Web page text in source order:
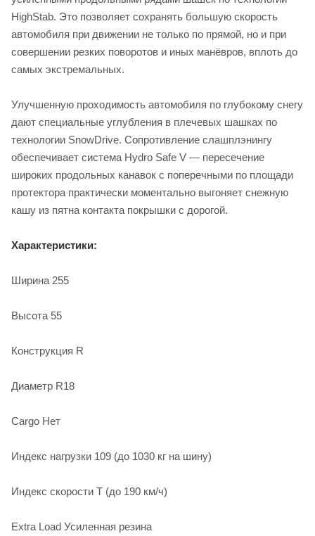
HighStab. Это позволяет сохранять большую скорость
автомобиля при движении не только по прямой, но и при
совершении резких поворотов и иных манёвров, вплоть до
самых экстремальных.
Улучшенную проходимость автомобиля по глубокому снегу
дают специальные углубления в плечевых шашках по
технологии SnowDrive. Сопротивление слашплэнингу
обеспечивает система Hydro Safe V — пересечение
широких продольных канавок с поперечными по площади
протектора практически моментально выгоняет снежную
кашу из пятна контакта покрышки с дорогой.
Характеристики:
Ширина 255
Высота 55
Конструкция R
Диаметр R18
Cargo Нет
Индекс нагрузки 109 (до 1030 кг на шину)
Индекс скорости T (до 190 км/ч)
Extra Load Усиленная резина